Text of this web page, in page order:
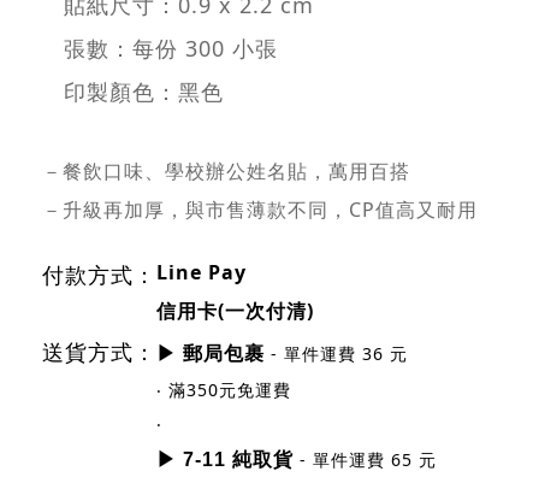
張數：每份 300 小張
印製顏色：黑色
－餐飲口味、學校辦公姓名貼，萬用百搭
－升級再加厚，與市售薄款不同，CP值高又耐用
付款方式： Line Pay
信用卡(一次付清)
送貨方式： ▶ 郵局包裹 - 單件運費 36 元
‧ 滿350元免運費
‧
▶ 7-11 純取貨 - 單件運費 65 元